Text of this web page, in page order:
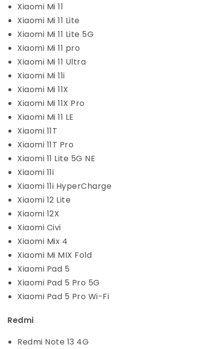
Xiaomi Mi 11
Xiaomi Mi 11 Lite
Xiaomi Mi 11 Lite 5G
Xiaomi Mi 11 pro
Xiaomi Mi 11 Ultra
Xiaomi Mi 11i
Xiaomi Mi 11X
Xiaomi Mi 11X Pro
Xiaomi Mi 11 LE
Xiaomi 11T
Xiaomi 11T Pro
Xiaomi 11 Lite 5G NE
Xiaomi 11i
Xiaomi 11i HyperCharge
Xiaomi 12 Lite
Xiaomi 12X
Xiaomi Civi
Xiaomi Mix 4
Xiaomi Mi MIX Fold
Xiaomi Pad 5
Xiaomi Pad 5 Pro 5G
Xiaomi Pad 5 Pro Wi-Fi
Redmi
Redmi Note 13 4G